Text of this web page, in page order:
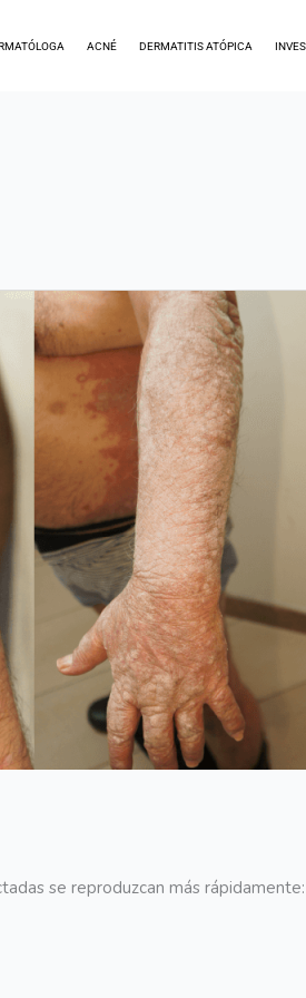
ACNÉ DERMATITIS ATÓPICA
se reproduzcan más